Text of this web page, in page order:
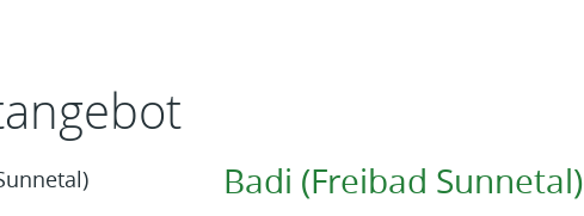
Badi (Freibad Sunnetal)